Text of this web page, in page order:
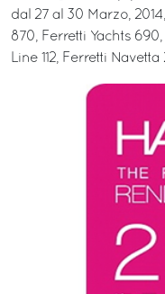
dal 27 al 30 Marzo,
870, Ferretti Yachts
Line 112, Ferretti